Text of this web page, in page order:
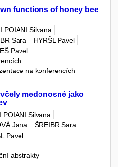
functions of honey bee
POIANI Silvana
Sara
HYRŠL Pavel
Pavel
na konferencích
medonosné jako
POIANI Silvana
Jana
ŠREIBR Sara
Pavel
abstrakty